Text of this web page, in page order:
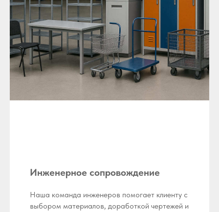
Инженерное сопровождение
Наша команда инженеров помогает клиенту с
выбором материалов, доработкой чертежей и